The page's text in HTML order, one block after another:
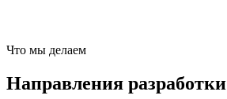
Что мы делаем
Направления разработки